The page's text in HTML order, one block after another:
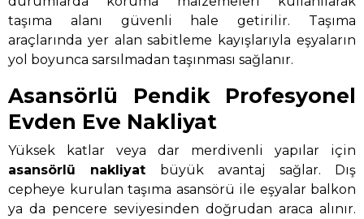
taşıma alanı güvenli hale getirilir. Taşıma
araçlarında yer alan sabitleme kayışlarıyla eşyaların
yol boyunca sarsılmadan taşınması sağlanır.
Asansörlü Pendik Profesyonel
Evden Eve Nakliyat
Yüksek katlar veya dar merdivenli yapılar için
asansörlü nakliyat büyük avantaj sağlar. Dış
cepheye kurulan taşıma asansörü ile eşyalar balkon
ya da pencere seviyesinden doğrudan araca alınır.